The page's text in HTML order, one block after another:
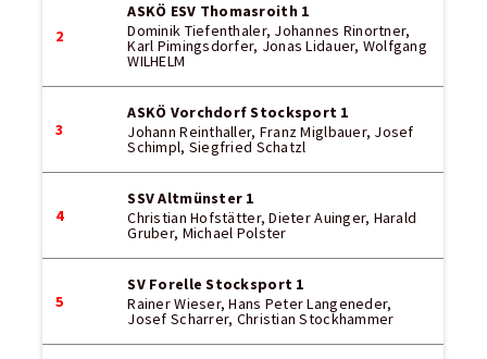
2
ASKÖ ESV Thomasroith 1
Dominik Tiefenthaler, Johannes Rinortner,
Karl Pimingsdorfer, Jonas Lidauer, Wolfgang
WILHELM
3
ASKÖ Vorchdorf Stocksport 1
Johann Reinthaller, Franz Miglbauer, Josef
Schimpl, Siegfried Schatzl
4
SSV Altmünster 1
Christian Hofstätter, Dieter Auinger, Harald
Gruber, Michael Polster
5
SV Forelle Stocksport 1
Rainer Wieser, Hans Peter Langeneder,
Josef Scharrer, Christian Stockhammer